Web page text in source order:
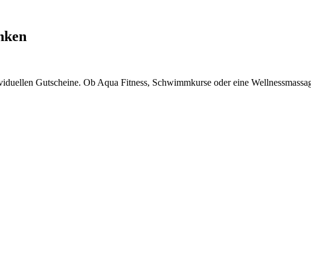
Gutscheine. Ob Aqua Fitness, Schwimmkurse oder eine